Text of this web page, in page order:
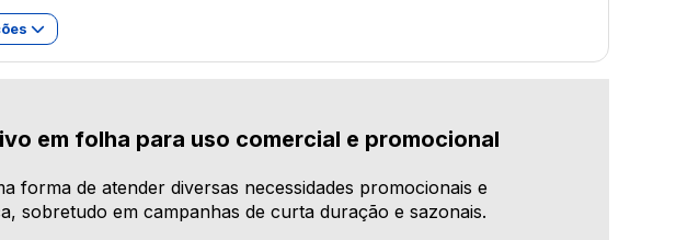
tentar tirar, ele racha todo. Mas se aplicar direto, com calma, e com o
impressão, saaalllvouuu kkk
em folha para uso comercial e promocional
forma de atender diversas necessidades promocionais e
sobretudo em campanhas de curta duração e sazonais.